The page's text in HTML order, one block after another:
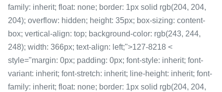
family: inherit; float: none; border: 1px solid rgb(204, 204,
204); overflow: hidden; height: 35px; box-sizing: content-
box; vertical-align: top; background-color: rgb(243, 244,
248); width: 366px; text-align: left;">127-8218 <
style="margin: 0px; padding: 0px; font-style: inherit; font-
variant: inherit; font-stretch: inherit; line-height: inherit; font-
family: inherit; float: none; border: 1px solid rgb(204, 204,